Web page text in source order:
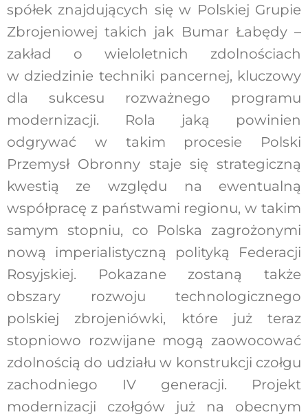
spółek znajdujących się w Polskiej Grupie
Zbrojeniowej takich jak Bumar Łabędy –
zakład o wieloletnich zdolnościach
w dziedzinie techniki pancernej, kluczowy
dla sukcesu rozważnego programu
modernizacji. Rola jaką powinien
odgrywać w takim procesie Polski
Przemysł Obronny staje się strategiczną
kwestią ze względu na ewentualną
współpracę z państwami regionu, w takim
samym stopniu, co Polska zagrożonymi
nową imperialistyczną polityką Federacji
Rosyjskiej. Pokazane zostaną także
obszary rozwoju technologicznego
polskiej zbrojeniówki, które już teraz
stopniowo rozwijane mogą zaowocować
zdolnością do udziału w konstrukcji czołgu
zachodniego IV generacji. Projekt
modernizacji czołgów już na obecnym